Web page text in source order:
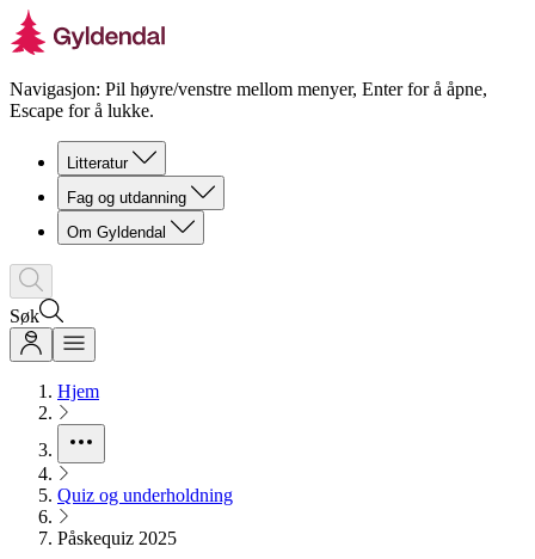
Navigasjon: Pil høyre/venstre mellom menyer, Enter for å åpne,
Escape for å lukke.
Litteratur
Fag og utdanning
Om Gyldendal
Søk
Hjem
Quiz og underholdning
Påskequiz 2025